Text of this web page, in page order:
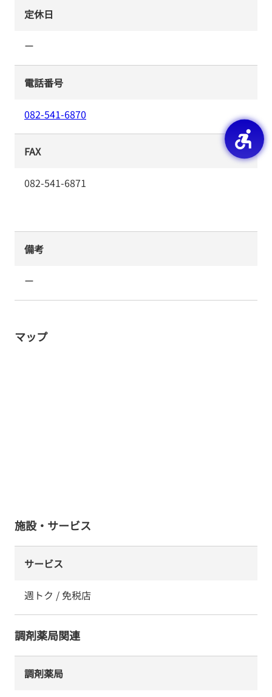
定休日
ー
電話番号
082-541-6870
FAX
082-541-6871
備考
ー
マップ
施設・サービス
サービス
週トク / 免税店
調剤薬局関連
調剤薬局